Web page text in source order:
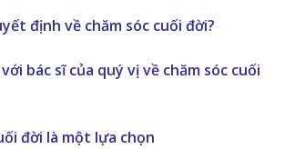
định về chăm sóc cuối đời?
bác sĩ của quý vị về chăm sóc cuối
đời là một lựa chọn